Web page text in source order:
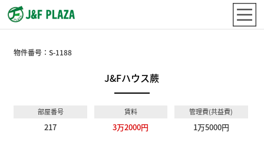
物件番号：S-1188
J&Fハウス蕨
部屋番号
217
賃料
3万2000円
管理費(共益費)
1万5000円